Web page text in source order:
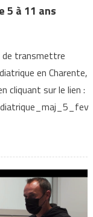
5 à 11 ans
de transmettre
en Charente,
cliquant sur le lien :